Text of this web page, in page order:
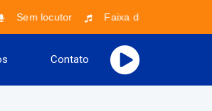
Sem locutor Faixa desconhecida -
Contato